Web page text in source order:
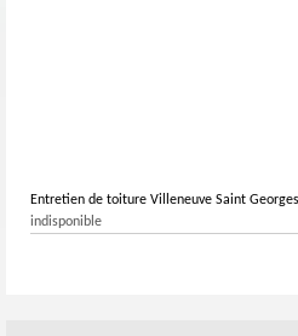
Entretien de toiture Villeneuve Saint Georges
indisponible